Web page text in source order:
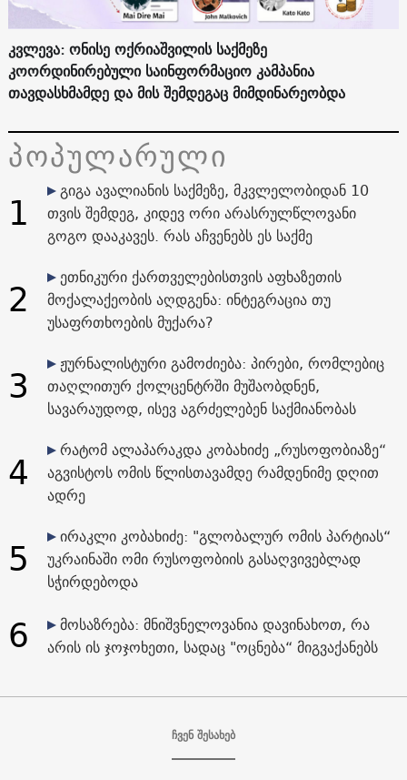
კვლევა: ონისე ოქრიაშვილის საქმეზე
კოორდინირებული საინფორმაციო კამპანია
თავდასხმამდე და მის შემდეგაც მიმდინარეობდა
პოპულარული
1
გიგა ავალიანის საქმეზე, მკვლელობიდან 10
თვის შემდეგ, კიდევ ორი არასრულწლოვანი
გოგო დააკავეს. რას აჩვენებს ეს საქმე
2
ეთნიკური ქართველებისთვის აფხაზეთის
მოქალაქეობის აღდგენა: ინტეგრაცია თუ
უსაფრთხოების მუქარა?
3
ჟურნალისტური გამოძიება: პირები, რომლებიც
თაღლითურ ქოლცენტრში მუშაობდნენ,
სავარაუდოდ, ისევ აგრძელებენ საქმიანობას
4
რატომ ალაპარაკდა კობახიძე „რუსოფობიაზე“
აგვისტოს ომის წლისთავამდე რამდენიმე დღით
ადრე
5
ირაკლი კობახიძე: "გლობალურ ომის პარტიას“
უკრაინაში ომი რუსოფობიის გასაღვივებლად
სჭირდებოდა
6
მოსაზრება: მნიშვნელოვანია დავინახოთ, რა
არის ის ჯოჯოხეთი, სადაც "ოცნება“ მიგვაქანებს
ჩვენ შესახებ